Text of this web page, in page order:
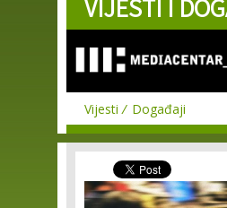
Skip to
main
VIJESTI I
Vijesti Događaji